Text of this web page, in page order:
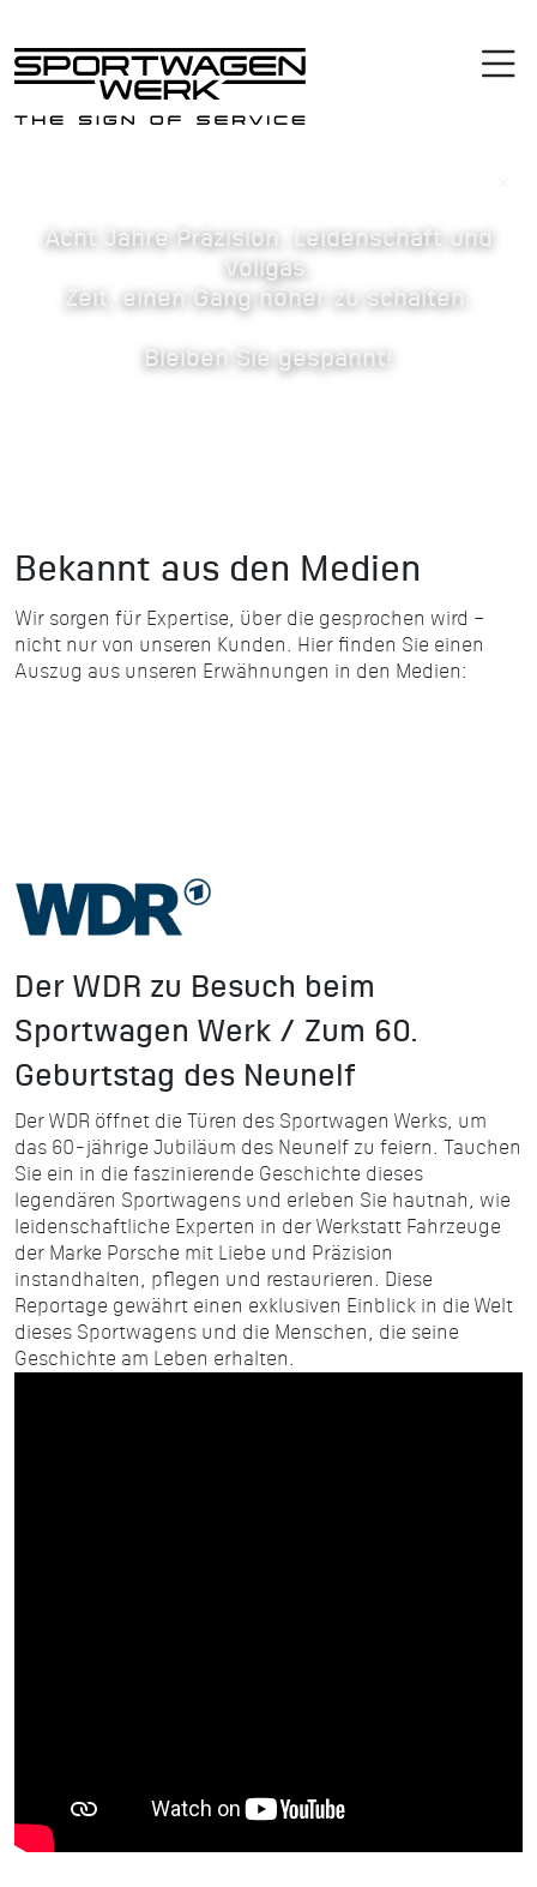
Acht Jahre Präzision, Leidenschaft und
Vollgas.
Zeit, einen Gang höher zu schalten.
Bleiben Sie gespannt!
Bekannt aus den Medien
Wir sorgen für Expertise, über die gesprochen wird –
nicht nur von unseren Kunden. Hier finden Sie einen
Auszug aus unseren Erwähnungen in den Medien:
Der WDR zu Besuch beim
Sportwagen Werk / Zum 60.
Geburtstag des Neunelf
Der WDR öffnet die Türen des Sportwagen Werks, um
das 60-jährige Jubiläum des Neunelf zu feiern. Tauchen
Sie ein in die faszinierende Geschichte dieses
legendären Sportwagens und erleben Sie hautnah, wie
leidenschaftliche Experten in der Werkstatt Fahrzeuge
der Marke Porsche mit Liebe und Präzision
instandhalten, pflegen und restaurieren. Diese
Reportage gewährt einen exklusiven Einblick in die Welt
dieses Sportwagens und die Menschen, die seine
Geschichte am Leben erhalten.